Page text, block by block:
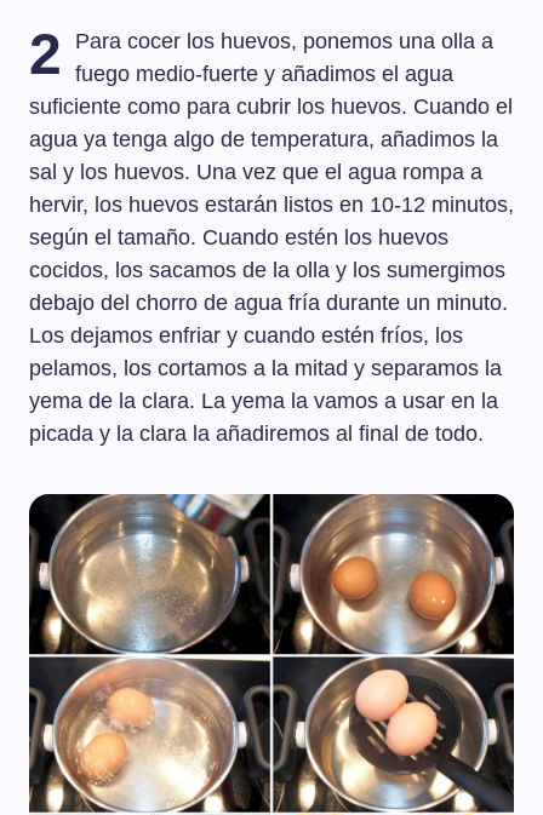
2
Para cocer los huevos, ponemos una olla a
fuego medio-fuerte y añadimos el agua
suficiente como para cubrir los huevos. Cuando el
agua ya tenga algo de temperatura, añadimos la
sal y los huevos. Una vez que el agua rompa a
hervir, los huevos estarán listos en 10-12 minutos,
según el tamaño. Cuando estén los huevos
cocidos, los sacamos de la olla y los sumergimos
debajo del chorro de agua fría durante un minuto.
Los dejamos enfriar y cuando estén fríos, los
pelamos, los cortamos a la mitad y separamos la
yema de la clara. La yema la vamos a usar en la
picada y la clara la añadiremos al final de todo.